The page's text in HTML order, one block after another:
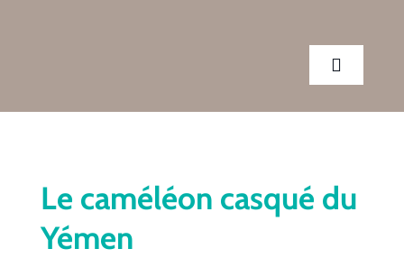
Toggle
SERVICES
Le caméléon casqué du
Yémen